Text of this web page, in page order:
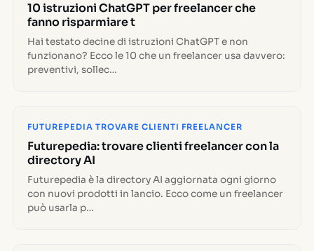
10 istruzioni ChatGPT per freelancer che
fanno risparmiare t
Hai testato decine di istruzioni ChatGPT e non
funzionano? Ecco le 10 che un freelancer usa davvero:
preventivi, sollec…
FUTUREPEDIA TROVARE CLIENTI FREELANCER
Futurepedia: trovare clienti freelancer con la
directory AI
Futurepedia è la directory AI aggiornata ogni giorno
con nuovi prodotti in lancio. Ecco come un freelancer
può usarla p…